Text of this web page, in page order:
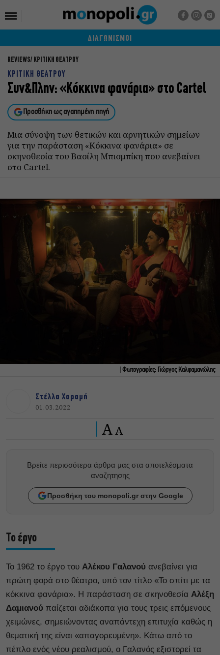
ΔΙΑΓΩΝΙΣΜΟΙ
REVIEWS ΚΡΙΤΙΚΗ ΘΕΑΤΡΟΥ
ΚΡΙΤΙΚΗ ΘΕΑΤΡΟΥ
Συν&Πλην: «Κόκκινα φανάρια» στο Cartel
Προσθήκη ως αγαπημένη πηγή
Μια σύνοψη των θετικών και αρνητικών σημείων
για την παράσταση «Kόκκινα φανάρια» σε
σκηνοθεσία τoυ Βασίλη Μπισμπίκη που ανεβαίνει
στο Cartel.
| Φωτογραφίες: Γιώργος Καλφαμανώλης
Στέλλα Χαραμή
01.03.2022
A A
Βρείτε περισσότερα άρθρα μας στα αποτελέσματα
αναζητησης
Προσθήκη του monopoli.gr στην Google
Το έργο
Το 1962 το έργο του Αλέκου Γαλανού ανεβαίνει για
πρώτη φορά στο θέατρο, υπό τον τίτλο «Το σπίτι με τα
κόκκινα φανάρια». Η παράσταση σε σκηνοθεσία Αλέξη
Δαμιανού παίζεται αδιάκοπα για τους τρεις επόμενους
χειμώνες, σημειώνοντας αναπάντεχη επιτυχία καθώς η
θεματική της είναι «απαγορευμένη». Κάτω από το
πέπλο ενός νέου ρεαλισμού, ο Γαλανός εξιστορεί τα